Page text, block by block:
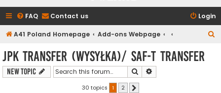
FAQ Contact us Login
A41 Poland Homepage Add-ons Webpage
JPK Transfer (wysyłka)/ SAF-T Transfer
New Topic Search
30 topics 1 2